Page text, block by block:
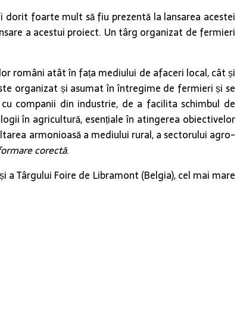
foarte mult să fiu prezentă la lansarea acestei
a acestui proiect. Un târg organizat de fermieri
români atât în fața mediului de afaceri local, cât și
organizat și asumat în întregime de fermieri și se
companii din industrie, de a facilita schimbul de
în agricultură, esențiale în atingerea obiectivelor
armonioasă a mediului rural, a sectorului agro-
corectă.
a Târgului Foire de Libramont (Belgia), cel mai mare